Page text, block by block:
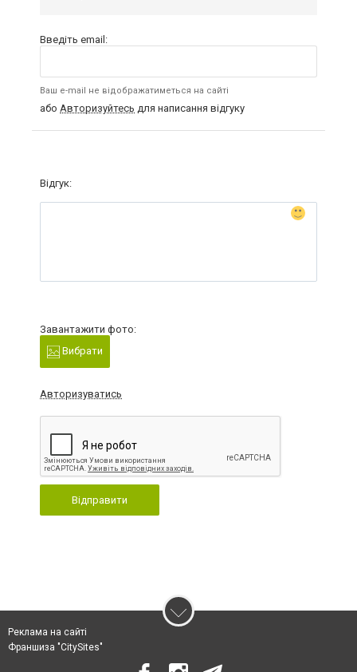
Введіть email:
Ваш e-mail не відображатиметься на сайті
або Авторизуйтесь для написання відгуку
Відгук:
Завантажити фото:
Вибрати
Авторизуватись
Відправити
Реклама на сайті
Франшиза "CitySites"